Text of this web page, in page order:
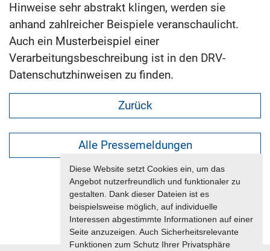
Diese Website setzt Cookies ein, um das
Angebot nutzerfreundlich und funktionaler zu
gestalten. Dank dieser Dateien ist es
beispielsweise möglich, auf individuelle
Interessen abgestimmte Informationen auf einer
Seite anzuzeigen. Auch Sicherheitsrelevante
Funktionen zum Schutz Ihrer Privatsphäre
Hinweise sehr abstrakt klingen, werden sie
anhand zahlreicher Beispiele veranschaulicht.
Auch ein Musterbeispiel einer
Verarbeitungsbeschreibung ist in den DRV-
Datenschutzhinweisen zu finden.
Zurück
Alle Pressemeldungen